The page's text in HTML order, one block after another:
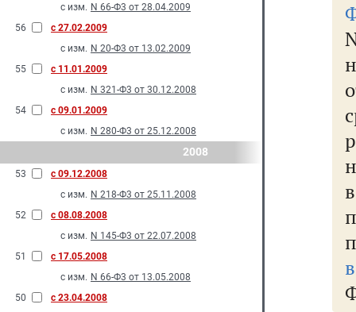
с изм. N 66-Ф3 от 28.04.2009
56
с 27.02.2009
с изм. N 20-Ф3 от 13.02.2009
55
с 11.01.2009
с изм. N 321-Ф3 от 30.12.2008
54
с 09.01.2009
с изм. N 280-Ф3 от 25.12.2008
2008
53
с 09.12.2008
с изм. N 218-Ф3 от 25.11.2008
52
с 08.08.2008
с изм. N 145-Ф3 от 22.07.2008
51
с 17.05.2008
с изм. N 66-Ф3 от 13.05.2008
50
с 23.04.2008